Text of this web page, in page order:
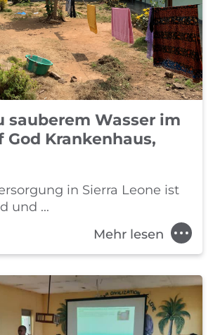
sauberem Wasser im
God Krankenhaus,
in Sierra Leone ist
und ...
Mehr lesen